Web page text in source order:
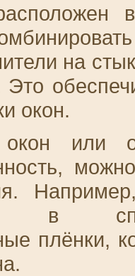
на
Это
окон.
или
в
плёнки,